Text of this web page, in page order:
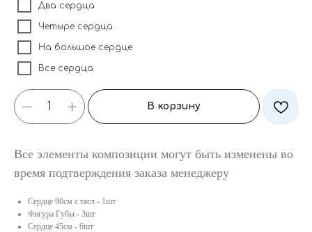
Два сердца
Четыре сердца
На большое сердце
Все сердца
В корзину
Все элементы композиции могут быть изменены во
время подтверждения заказа менеджеру
Сердце 90см с тасл - 1шт
Фигура Губы - 3шт
Сердце 45см - 6шт